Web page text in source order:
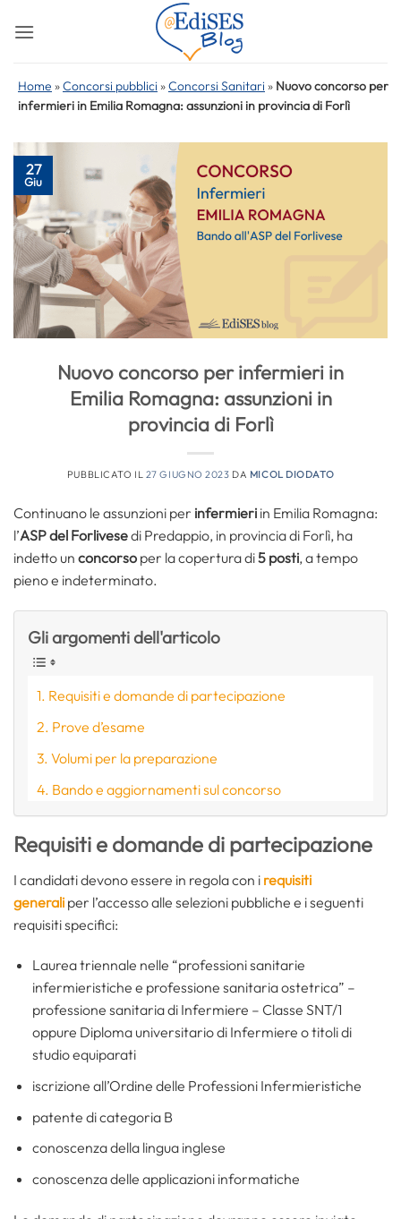
Home »Concorsi pubblici »Concorsi Sanitari » Nuovo concorso per
infermieri in Emilia Romagna: assunzioni in provincia di Forlì
27
Giu
Nuovo concorso per infermieri in
Emilia Romagna: assunzioni in
provincia di Forlì
PUBBLICATO IL 27 GIUGNO 2023 DA MICOL DIODATO
Continuano le assunzioni per infermieri in Emilia Romagna:
l’ASP del Forlivesedi Predappio, in provincia di Forlì, ha
indetto un concorso per la copertura di5 posti, a tempo
pieno e indeterminato.
Gli argomenti dell'articolo
Requisiti e domande di partecipazione
Prove d’esame
Volumi per la preparazione
Bando e aggiornamenti sul concorso
Requisiti e domande di partecipazione
I candidati devono essere in regola con i requisiti
generali per l’accesso alle selezioni pubbliche e i seguenti
requisiti specifici:
Laurea triennale nelle “professioni sanitarie
infermieristiche e professione sanitaria ostetrica” –
professione sanitaria di Infermiere – Classe SNT/1
oppure Diploma universitario di Infermiere o titoli di
studio equiparati
iscrizione all’Ordine delle Professioni Infermieristiche
patente di categoria B
conoscenza della lingua inglese
conoscenza delle applicazioni informatiche